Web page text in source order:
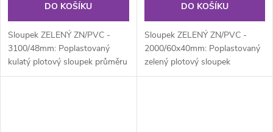
DO KOŠÍKU
Sloupek ZELENÝ ZN/PVC -
3100/48mm: Poplastovaný
kulatý plotový sloupek průměru
48 mm, výška 310 cm.
DO KOŠÍKU
Sloupek ZELENÝ ZN/PVC -
2000/60x40mm: Poplastovaný
zelený plotový sloupek
obdélníkového průřezu 60x40